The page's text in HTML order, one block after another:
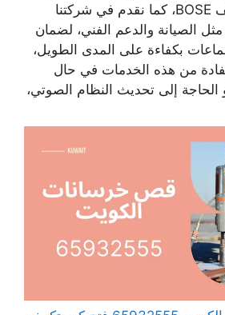
JPL وسماعات سقف BOSE، كما نقدم في شركتنا
الصيانة والدعم الفني، لضمان
بكفاءة على المدى الطويل،
من هذه الخدمات في حال
إلى تحديث النظام الصوتي،